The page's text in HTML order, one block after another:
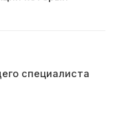
специалиста